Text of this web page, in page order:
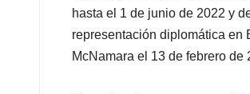
hasta el 1 de junio de 2022 y
representación diplomática en
McNamara el 13 de febrero de